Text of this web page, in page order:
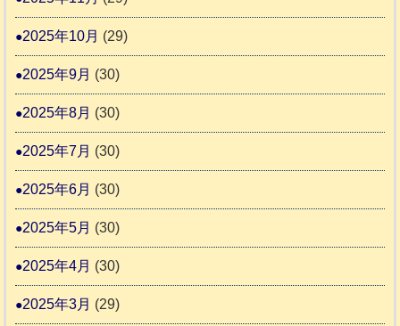
2025年10月 (29)
2025年9月 (30)
2025年8月 (30)
2025年7月 (30)
2025年6月 (30)
2025年5月 (30)
2025年4月 (30)
2025年3月 (29)